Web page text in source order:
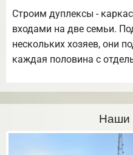
Строим дуплексы -
входами на две семьи.
нескольких хозяев, они
каждая половина с
Наши